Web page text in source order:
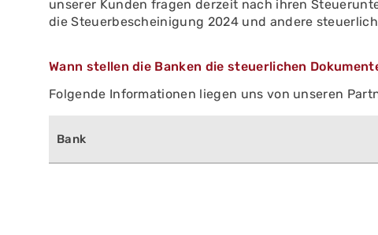
unserer Kunden fragen derzeit nach ihren
die Steuerbescheinigung 2024 und andere
Wann stellen die Banken die steuerlichen
Folgende Informationen liegen uns von unseren
Bank